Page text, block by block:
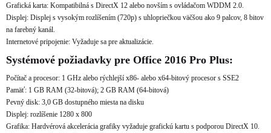
Grafická karta: Kompatibilná s DirectX 12 alebo novším s ovládačom WDDM 2.0.
Displej: Displej s vysokým rozlíšením (720p) s uhlopriečkou väčšou ako 9 palcov, 8 bitov
na farebný kanál.
Internetové pripojenie: Vyžaduje sa pre aktualizácie.
Systémové požiadavky pre Office 2016 Pro Plus:
Počítač a procesor: 1 GHz alebo rýchlejší x86- alebo x64-bitový procesor s SSE2
Pamäť: 1 GB RAM (32-bitová); 2 GB RAM (64-bitová)
Pevný disk: 3,0 GB dostupného miesta na disku
Displej: rozlíšenie 1280 x 800
Grafika: Hardvérová akcelerácia grafiky vyžaduje grafickú kartu s podporou DirectX 10.